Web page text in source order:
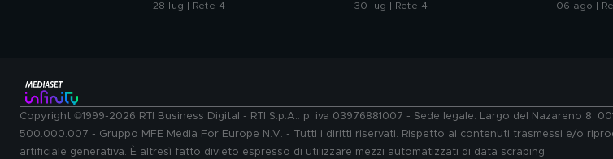
28 lug | Rete 4 30 lug | Rete 4 06 ago |
Copyright ©1999-2026 RTI Business Digital - RTI S.p.A.: p. iva 03976881007 - Sede legale: Largo del Nazareno 8,
500.000.007 - Gruppo MFE Media For Europe N.V. - Tutti i diritti riservati. Rispetto ai contenuti trasmessi e/o
artificiale generativa. È altresì fatto divieto espresso di utilizzare mezzi automatizzati di data scraping.